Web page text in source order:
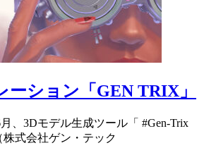
ーション「GEN TRIX」
、3Dモデル生成ツール「 #Gen-Trix
式会社ゲン・テック